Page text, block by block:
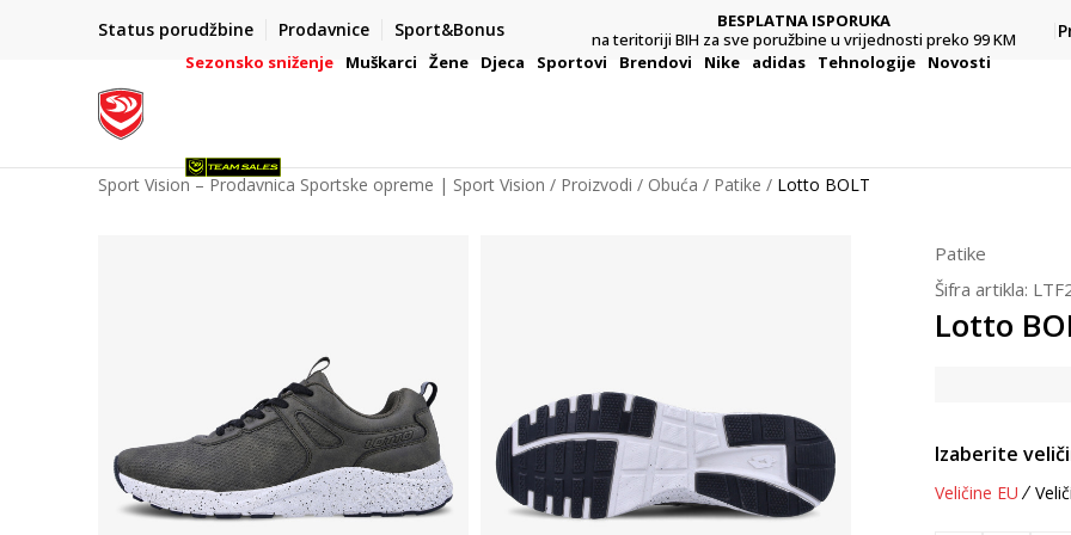
Status porudžbine Prodavnice Sport&Bonus
POZOVITE NAS NA : 055/490-400
Pon-Pet od 9h - 16h
BESPLATNA ISPORUKA
na teritoriji BIH za sve poružbine u vrijednosti preko 99 KM
Sezonsko sniženje Muškarci Žene Djeca Sportovi Brendovi Nike adidas Tehnologije Novosti
Sport Vision – Prodavnica Sportske opreme | Sport Vision Proizvodi Obuća Patike Lotto BOLT
Patike
Šifra artikla:
Lotto
Izaberite
Veličine EU